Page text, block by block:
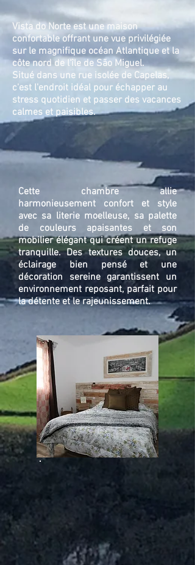
Vista do Norte est une maison
confortable offrant une vue privilégiée
sur le magnifique océan Atlantique et la
côte nord de l'île de São Miguel.
Situé dans une rue isolée de Capelas,
c'est l'endroit idéal pour échapper au
stress quotidien et passer des vacances
calmes et paisibles.
Cette chambre allie
harmonieusement confort et style
avec sa literie moelleuse, sa palette
de couleurs apaisantes et son
mobilier élégant qui créent un refuge
tranquille. Des textures douces, un
éclairage bien pensé et une
décoration sereine garantissent un
environnement reposant, parfait pour
la détente et le rajeunissement.